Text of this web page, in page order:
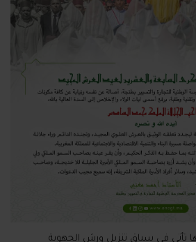
تأتي في سياق تنزيل ورش الجهوية